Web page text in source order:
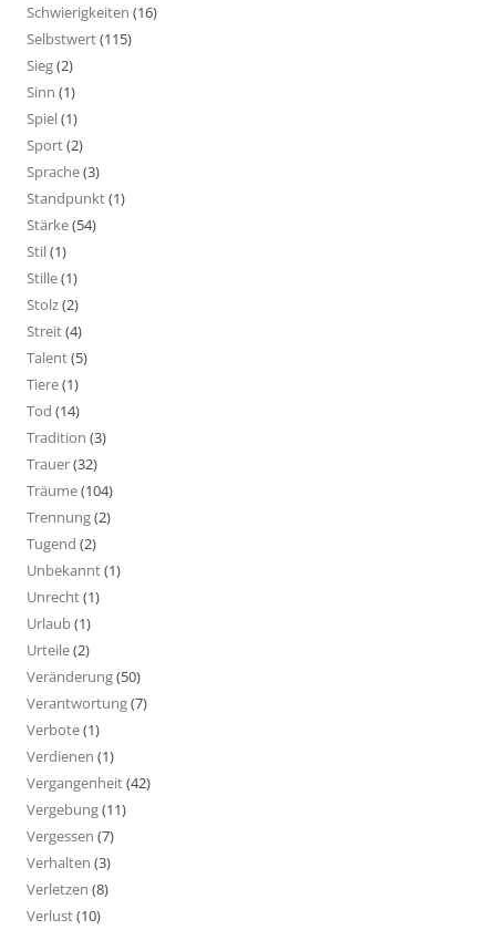
Schwierigkeiten (16)
Selbstwert(115)
Sieg(2)
Sinn (1)
Spiel(1)
Sport(2)
Sprache(3)
Standpunkt(1)
Stärke(54)
Stil(1)
Stille(1)
Stolz(2)
Streit(4)
Talent(5)
Tiere(1)
Tod (14)
Tradition (3)
Trauer(32)
Träume(104)
Trennung(2)
Tugend (2)
Unbekannt(1)
Unrecht(1)
Urlaub(1)
Urteile(2)
Veränderung(50)
Verantwortung(7)
Verbote(1)
Verdienen (1)
Vergangenheit(42)
Vergebung(11)
Vergessen (7)
Verhalten (3)
Verletzen (8)
Verlust(10)